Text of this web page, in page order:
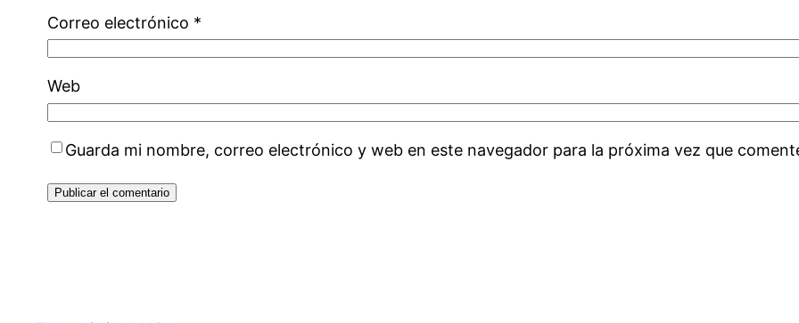
Correo electrónico *
Web
Guarda mi nombre, correo electrónico y web en este navegador para la próxima vez que